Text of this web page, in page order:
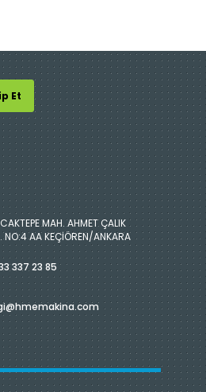
Et
MAH. AHMET ÇALIK
NO:4 AA KEÇİÖREN/ANKARA
337 23 85